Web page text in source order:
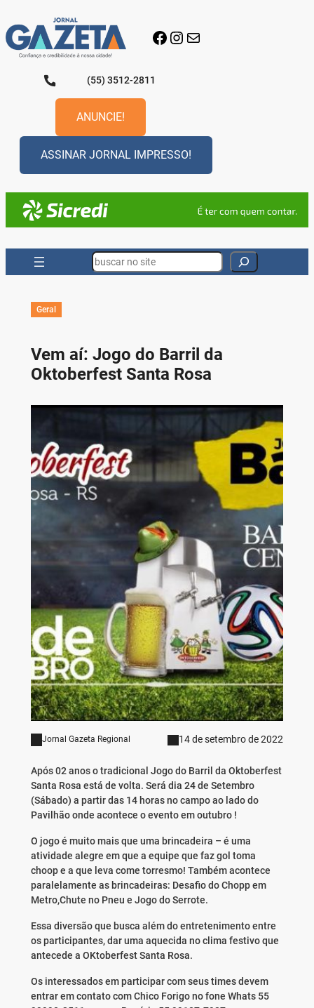
para
o
conteúdo
Facebook
Instagram
E-mail
(55) 3512-2811
ANUNCIE!
ASSINAR JORNAL IMPRESSO!
Search
Geral
Vem aí: Jogo do Barril da
Oktoberfest Santa Rosa
Jornal Gazeta Regional 14 de setembro de 2022
Após 02 anos o tradicional Jogo do Barril da Oktoberfest
Santa Rosa está de volta. Será dia 24 de Setembro
(Sábado) a partir das 14 horas no campo ao lado do
Pavilhão onde acontece o evento em outubro !
O jogo é muito mais que uma brincadeira – é uma
atividade alegre em que a equipe que faz gol toma
choop e a que leva come torresmo! Também acontece
paralelamente as brincadeiras: Desafio do Chopp em
Metro,Chute no Pneu e Jogo do Serrote.
Essa diversão que busca além do entretenimento entre
os participantes, dar uma aquecida no clima festivo que
antecede a OKtoberfest Santa Rosa.
Os interessados em participar com seus times devem
entrar em contato com Chico Forigo no fone Whats 55